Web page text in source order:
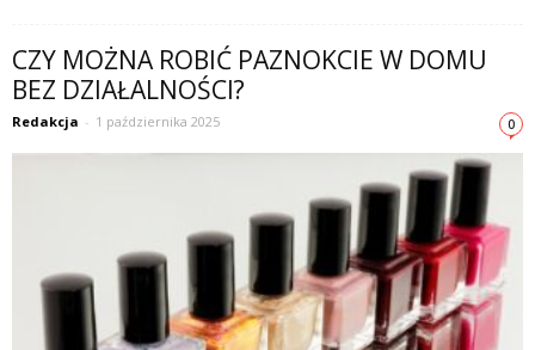
CZY MOŻNA ROBIĆ PAZNOKCIE W DOMU
BEZ DZIAŁALNOŚCI?
Redakcja - 1 października 2025 0